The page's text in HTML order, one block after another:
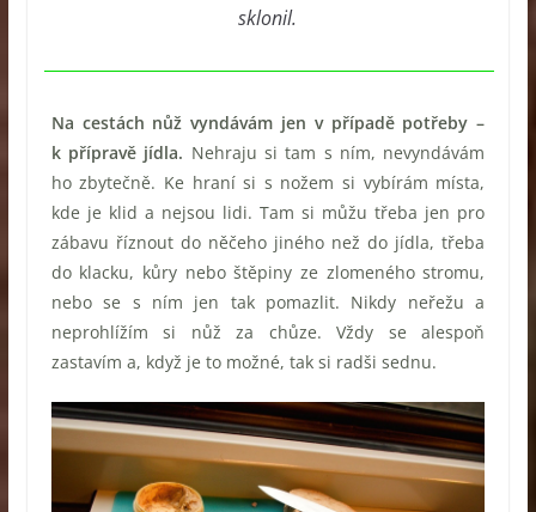
sklonil.
Na cestách nůž vyndávám jen v případě potřeby –
k přípravě jídla. Nehraju si tam s ním, nevyndávám
ho zbytečně. Ke hraní si s nožem si vybírám místa,
kde je klid a nejsou lidi. Tam si můžu třeba jen pro
zábavu říznout do něčeho jiného než do jídla, třeba
do klacku, kůry nebo štěpiny ze zlomeného stromu,
nebo se s ním jen tak pomazlit. Nikdy neřežu a
neprohlížím si nůž za chůze. Vždy se alespoň
zastavím a, když je to možné, tak si radši sednu.